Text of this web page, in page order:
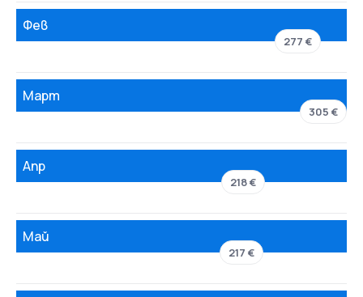
Фев
277 €
Март
305 €
Апр
218 €
Май
217 €